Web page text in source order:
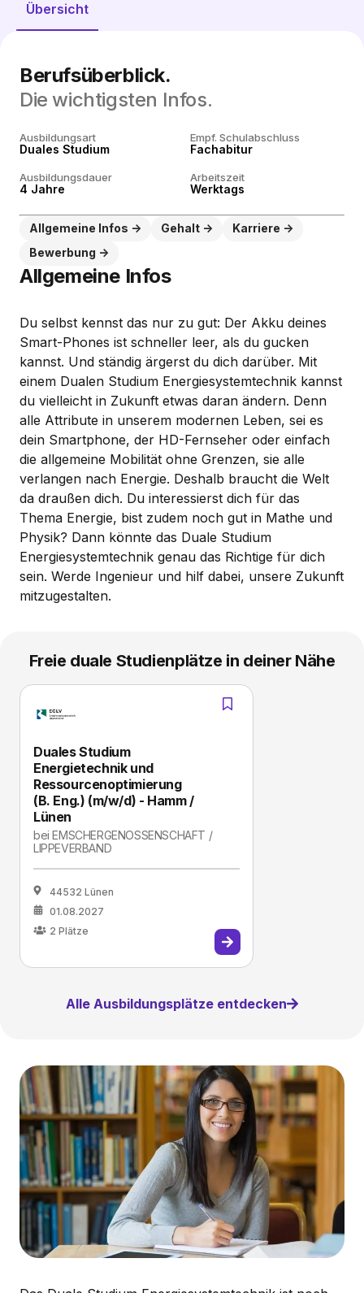
Übersicht
Berufsüberblick.
Die wichtigsten Infos.
Ausbildungsart
Duales Studium
Empf. Schulabschluss
Fachabitur
Ausbildungsdauer
4 Jahre
Arbeitszeit
Werktags
Allgemeine Infos Gehalt
Karriere
Bewerbung
Allgemeine Infos
Du selbst kennst das nur zu gut: Der Akku deines
Smart-Phones ist schneller leer, als du gucken
kannst. Und ständig ärgerst du dich darüber. Mit
einem Dualen Studium Energiesystemtechnik kannst
du vielleicht in Zukunft etwas daran ändern. Denn
alle Attribute in unserem modernen Leben, sei es
dein Smartphone, der HD-Fernseher oder einfach
die allgemeine Mobilität ohne Grenzen, sie alle
verlangen nach Energie. Deshalb braucht die Welt
da draußen dich. Du interessierst dich für das
Thema Energie, bist zudem noch gut in Mathe und
Physik? Dann könnte das Duale Studium
Energiesystemtechnik genau das Richtige für dich
sein. Werde Ingenieur und hilf dabei, unsere Zukunft
mitzugestalten.
Freie duale Studienplätze in deiner Nähe
Duales Studium
Energietechnik und
Ressourcenoptimierung
(B. Eng.) (m/w/d) - Hamm /
Lünen
beiEMSCHERGENOSSENSCHAFT /
LIPPEVERBAND
44532 Lünen
01.08.2027
2 Plätze
Alle Ausbildungsplätze entdecken